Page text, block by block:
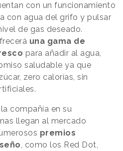
con un funcionamiento
con agua del grifo y pulsar
de gas deseado.
una gama de
para añadir al agua,
saludable ya que
zero calorías, sin
compañía en su
llegan al mercado
premios
, como los Red Dot,